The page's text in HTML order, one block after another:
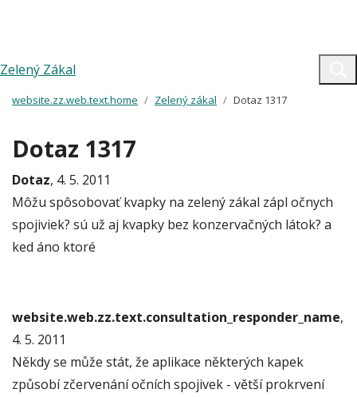
Zelený Zákal
website.zz.web.text.home Zelený zákal Dotaz 1317
Dotaz 1317
Dotaz, 4. 5. 2011
Môžu spôsobovať kvapky na zelený zákal zápl očnych
spojiviek? sú už aj kvapky bez konzervačných látok? a
ked áno ktoré
website.web.zz.text.consultation_responder_name,
4. 5. 2011
Někdy se může stát, že aplikace některých kapek
způsobí zčervenání očních spojivek - větší prokrvení